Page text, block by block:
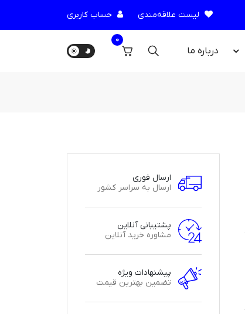
لیست علاقه‌مندی حساب کاربری
درباره‌ ما
0
ارسال فوری
ارسال به سراسر کشور
پشتیبانی آنلاین
مشاوره خرید آنلاین
پیشنهادات ویژه
تضمین بهترین قیمت